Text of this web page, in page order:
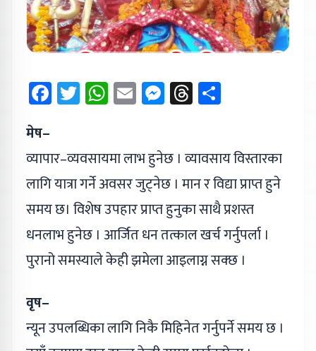
Facebook
Twitter
WhatsApp
EmailMessenger
Threads
मेष–
व्यापार–व्यवसायमा लाभ हुनेछ । व्यावसाय विस्तारका
लागि यात्रा गर्ने अवसर जुट्नेछ । मान र विद्या प्राप्त हुने
समय छ। विशेष उपहार प्राप्त हुनुका साथै प्रशस्त
धनलाभ हुनेछ । आर्जित धन तत्काल खर्च गर्नुपर्ला ।
पुरानो समस्याले केही झमेला आइलाग्न सक्छ ।
वृष–
न्यून उपलब्धिका लागि निकै मिहिनेत गर्नुपर्ने समय छ ।